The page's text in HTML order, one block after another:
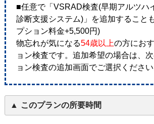
■任意で「VSRAD検査(早期アルツハ
診断支援システム)」を追加すること
プション料金+5,500円)
物忘れが気になる54歳以上の方にお
ョン検査です。追加希望の場合は、
ョン検査の追加画面でご選択ください
このプランの所要時間